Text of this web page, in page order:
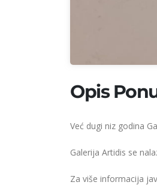
Opis
Već dugi niz godina
Galerija Artidis se
Za više informacija